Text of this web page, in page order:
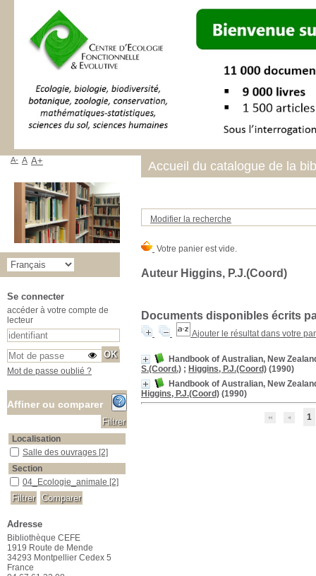
Modifier la recherche
Auteur Higgins, P.J.(Coord)
Documents disponibles écrits
Ajouter le résultat dans votre
Handbook of Australian, New
S.(Coord.) ; Higgins, P.J.(Coord) (1990)
Handbook of Australian, New
Higgins, P.J.(Coord) (1990)
1
Accueil du catalogue de la
A- A A+
Se connecter
accéder à votre compte de
lecteur
Mot de passe oublié ?
Affiner ou comparer
Localisation
Salle des ouvrages
Salle des ouvrages [2]
Section
04_Ecologie_animale
04_Ecologie_animale [2]
Adresse
Bibliothèque CEFE
1919 Route de Mende
34293 Montpellier Cedex 5
France